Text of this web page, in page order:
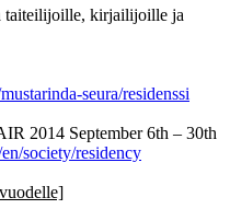
taiteilijoille, kirjailijoille ja
seura/residenssi
2014 September 6th – 30th
society/residency